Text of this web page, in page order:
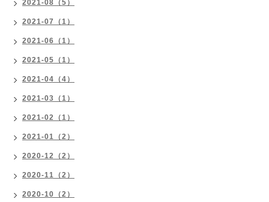
2021-08（5）
2021-07（1）
2021-06（1）
2021-05（1）
2021-04（4）
2021-03（1）
2021-02（1）
2021-01（2）
2020-12（2）
2020-11（2）
2020-10（2）